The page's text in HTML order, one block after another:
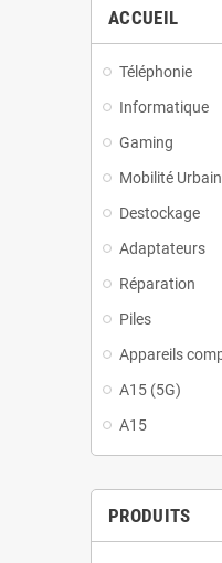
ACCUEIL
Téléphonie
Informatique
Gaming
Mobilité
Destockage
Adaptateurs
Réparation
Piles
Appareils
A15 (5G)
A15
PRODUITS